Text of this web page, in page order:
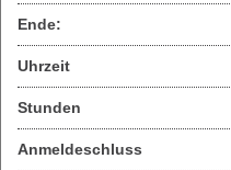
Ende:
Uhrzeit
Stunden
Anmeldeschluss